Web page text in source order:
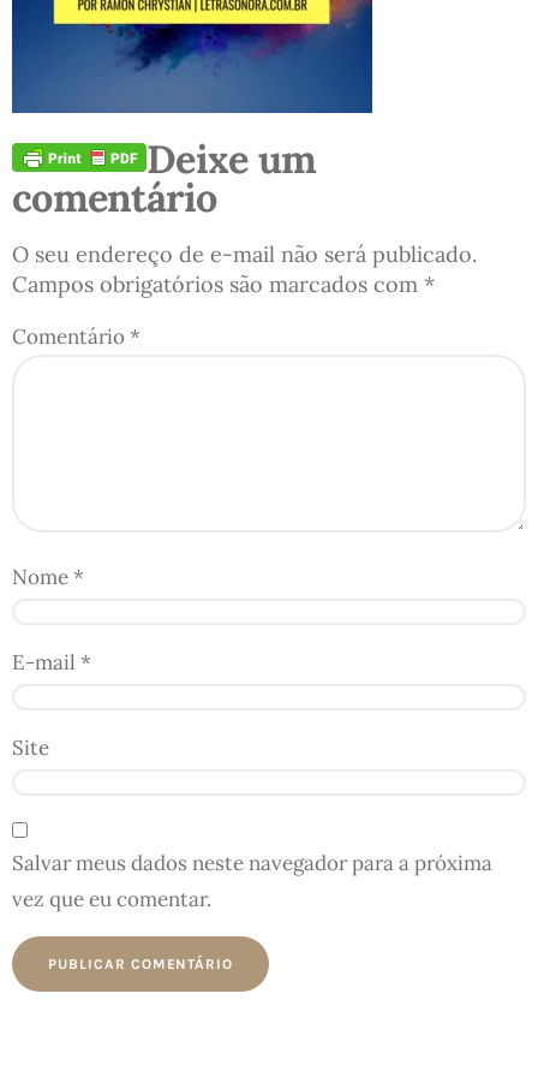
Deixe um
comentário
O seu endereço de e-mail não será publicado.
Campos obrigatórios são marcados com *
Comentário*
Nome*
E-mail *
Site
Salvar meus dados neste navegador para a próxima
vez que eu comentar.